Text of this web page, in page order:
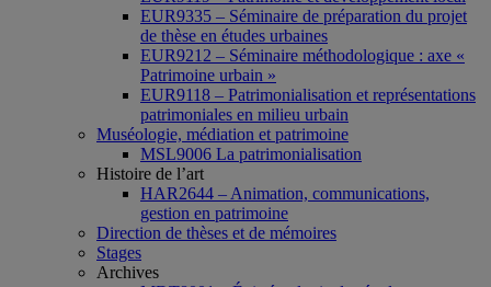
EUR9335 – Séminaire de préparation du projet
de thèse en études urbaines
EUR9212 – Séminaire méthodologique : axe «
Patrimoine urbain »
EUR9118 – Patrimonialisation et représentations
patrimoniales en milieu urbain
Muséologie, médiation et patrimoine
MSL9006 La patrimonialisation
Histoire de l’art
HAR2644 – Animation, communications,
gestion en patrimoine
Direction de thèses et de mémoires
Stages
Archives